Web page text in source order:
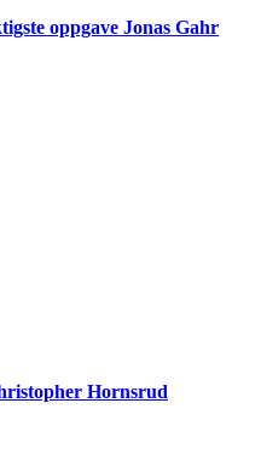
oppgave Jonas Gahr
Hornsrud